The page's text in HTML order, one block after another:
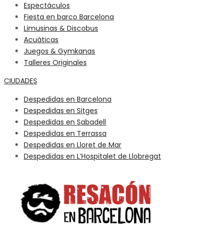
Espectáculos
Fiesta en barco Barcelona
Limusinas & Discobus
Acuáticas
Juegos & Gymkanas
Talleres Originales
CIUDADES
Despedidas en Barcelona
Despedidas en Sitges
Despedidas en Sabadell
Despedidas en Terrassa
Despedidas en Lloret de Mar
Despedidas en L’Hospitalet de Llobregat